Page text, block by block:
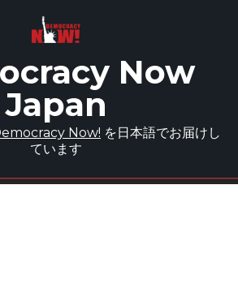
Now
Japan
Now! を日本語でお届けし
ています